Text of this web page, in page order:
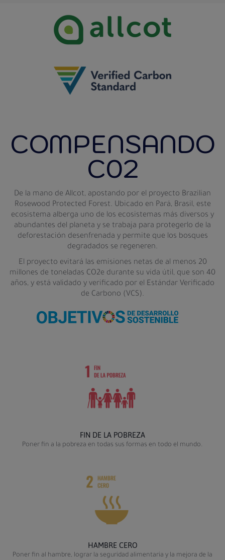
COMPENSANDO
C02
De la mano de Allcot, apostando por el proyecto Brazilian
Rosewood Protected Forest. Ubicado en Pará, Brasil, este
ecosistema alberga uno de los ecosistemas más diversos y
abundantes del planeta y se trabaja para protegerlo de la
deforestación desenfrenada y permite que los bosques
degradados se regeneren.
El proyecto evitará las emisiones netas de al menos 20
millones de toneladas CO2e durante su vida útil, que son 40
años, y está validado y verificado por el Estándar Verificado
de Carbono (VCS).
FIN DE LA POBREZA
Poner fin a la pobreza en todas sus formas en todo el mundo.
HAMBRE CERO
Poner fin al hambre, lograr la seguridad alimentaria y la mejora de la